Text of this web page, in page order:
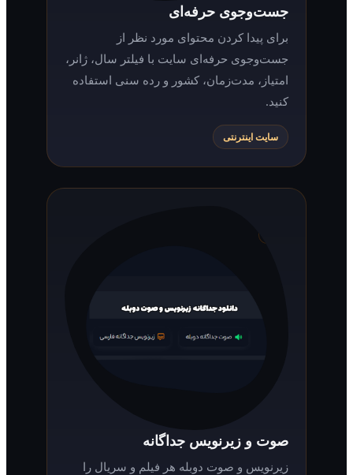
جست‌وجوی حرفه‌ای
برای پیدا کردن محتوای مورد نظر از
جست‌وجوی حرفه‌ای سایت با فیلتر سال، ژانر،
امتیاز، مدت‌زمان، کشور و رده سنی استفاده
سایت اینترنتی
صوت و زیرنویس جداگانه
زیرنویس و صوت دوبله هر فیلم و سریال را